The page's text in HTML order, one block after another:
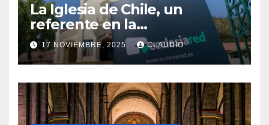
La Iglesia de Chile, un
referente en la
transformación digital
gracias a Ecclesiared
17 NOVIEMBRE, 2025 CLAUDIO
N
O
H
A